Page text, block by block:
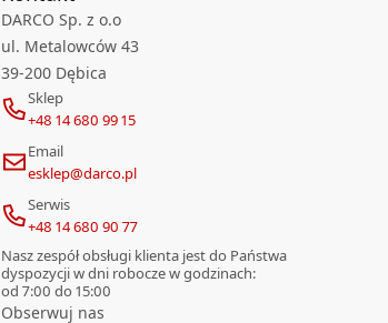
DARCO Sp. z o.o
ul. Metalowców 43
39-200 Dębica
Sklep
+48 14 680 99 15
Email
esklep@darco.pl
Serwis
+48 14 680 90 77
Nasz zespół obsługi klienta jest do Państwa
dyspozycji w dni robocze w godzinach:
od 7:00 do 15:00
Obserwuj nas